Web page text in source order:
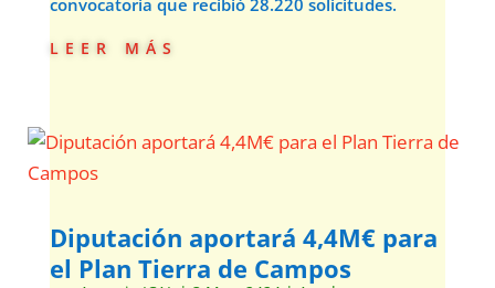
convocatoria que recibió 28.220 solicitudes.
leer más
Diputación aportará 4,4M€ para
el Plan Tierra de Campos